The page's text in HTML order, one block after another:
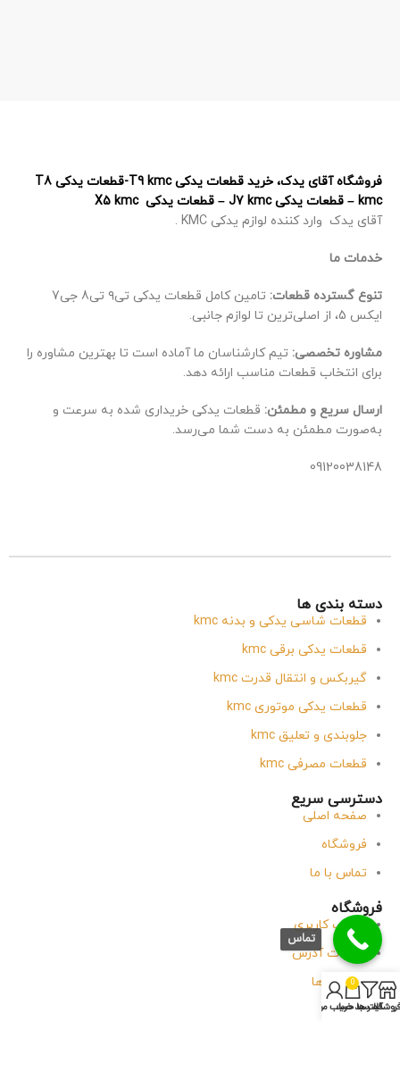
فروشگاه آقای یدک، خرید قطعات یدکی T9 kmc-قطعات یدکی T8
kmc – قطعات یدکی J7 kmc – قطعات یدکی X5 kmc
آقای یدک وارد کننده لوازم یدکی KMC .
خدمات ما
تنوع گسترده قطعات:
تامین کامل قطعات یدکی تی۹ تی8 جی7
ایکس 5، از اصلی‌ترین تا لوازم جانبی.
مشاوره تخصصی: تیم کارشناسان ما آماده است تا بهترین مشاوره را
برای انتخاب قطعات مناسب ارائه دهد.
ارسال سریع و مطمئن: قطعات یدکی خریداری شده به سرعت و
به‌صورت مطمئن به دست شما می‌رسد.
09120038148
دسته بندی ها
قطعات شاسی یدکی و بدنه kmc
قطعات یدکی برقی kmc
گیربکس و انتقال قدرت kmc
قطعات یدکی موتوری kmc
جلوبندی و تعلیق kmc
قطعات مصرفی kmc
دسترسی سریع
صفحه اصلی
فروشگاه
تماس با ما
فروشگاه
حساب کاربری
جزئیات آدرس
سفارش ها
وبلاگ فروشگاهفیلتر ها
0
سبد خرید
حساب من
تماس